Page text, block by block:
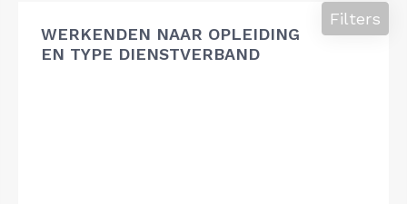
WERKENDEN NAAR OPLEIDING
EN TYPE DIENSTVERBAND
Filters